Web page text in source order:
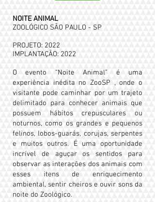
NOITE ANIMAL
ZOOLÓGICO SÃO PAULO - SP
PROJETO: 2022
IMPLANTAÇÃO: 2022
O evento “Noite Animal” é uma
experiência inédita no ZooSP , onde o
visitante pode caminhar por um trajeto
delimitado para conhecer animais que
possuem hábitos crepusculares ou
noturnos, como os grandes e pequenos
felinos, lobos-guarás, corujas, serpentes
e muitos outros. É uma oportunidade
incrível de aguçar os sentidos para
observar as interações dos animais com
esses itens de enriquecimento
ambiental, sentir cheiros e ouvir sons da
noite do Zoológico.